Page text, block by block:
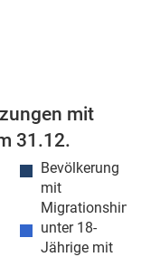
mit
31.12.
Bevölkerung
mit
unter 18-
Jährige mit